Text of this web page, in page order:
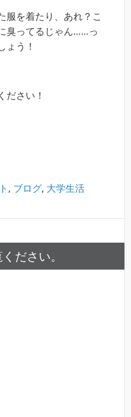
服を着たり、あれ？こ
臭ってるじゃん……っ
ょう！
ださい！
, ブログ, 大学生活
ださい。